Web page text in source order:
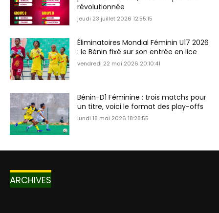
révolutionnée
jeudi 23 juillet 2026 12:55:15
Éliminatoires Mondial Féminin U17 2026
: le Bénin fixé sur son entrée en lice
vendredi 22 mai 2026 20:10:41
Bénin-D1 Féminine : trois matchs pour
un titre, voici le format des play-offs
lundi 18 mai 2026 18:28:55
ARCHIVES